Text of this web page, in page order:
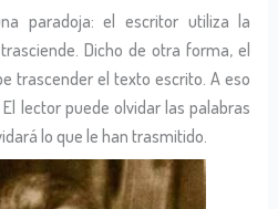
paradoja: el escritor utiliza la
Dicho de otra forma, el
trascender el texto escrito. A eso
lector puede olvidar las palabras
lo que le han trasmitido.